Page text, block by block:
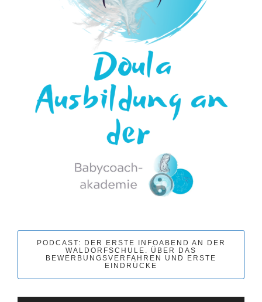
PODCAST: DER ERSTE INFOABEND AN DER
WALDORFSCHULE. ÜBER DAS
BEWERBUNGSVERFAHREN UND ERSTE
EINDRÜCKE